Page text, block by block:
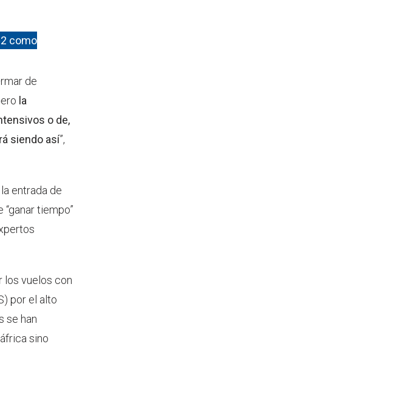
2 como
de
la
o de,
siendo así”,
entrada de
tiempo”
los vuelos con
por el alto
se han
sino